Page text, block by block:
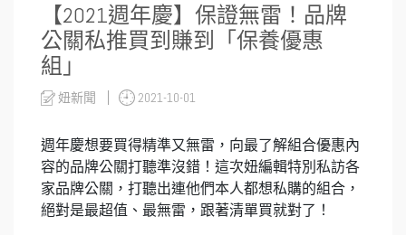
【2021週年慶】保證無雷！品牌
公關私推買到賺到「保養優惠
組」
妞新聞 2021-10-01
週年慶想要買得精準又無雷，向最了解組合優惠內
容的品牌公關打聽準沒錯！這次妞編輯特別私訪各
家品牌公關，打聽出連他們本人都想私購的組合，
絕對是最超值、最無雷，跟著清單買就對了！